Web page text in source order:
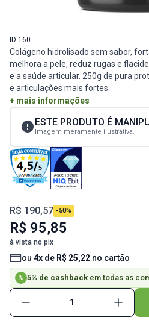
ID 160
Colágeno hidrolisado sem sabor,
melhora a pele, reduz rugas e
e a saúde articular. 250g de pura
e articulações mais fortes.
+ mais informações
ESTE PRODUTO É
Imagem meramente ilustrativa.
R$ 190,57 -50%
R$ 95,85
à vista no pix
ou 4x de R$ 25,22 no cartão
% 5% de cashback em todas as